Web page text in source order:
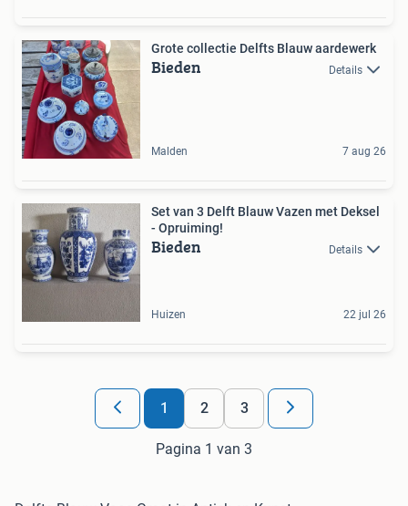
Grote collectie Delfts Blauw aardewerk
Bieden Details
Malden 7 aug 26
Set van 3 Delft Blauw Vazen met Deksel
- Opruiming!
Bieden Details
Huizen 22 jul 26
1 2 3
Pagina 1 van 3